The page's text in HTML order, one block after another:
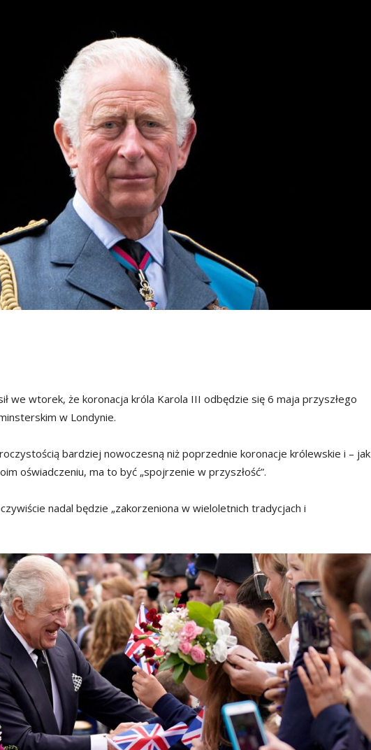
we wtorek, że koronacja króla Karola III odbędzie się 6 maja przyszłego
w Londynie.
bardziej nowoczesną niż poprzednie koronacje królewskie i – jak
oświadczeniu, ma to być „spojrzenie w przyszłość”.
nadal będzie „zakorzeniona w wieloletnich tradycjach i